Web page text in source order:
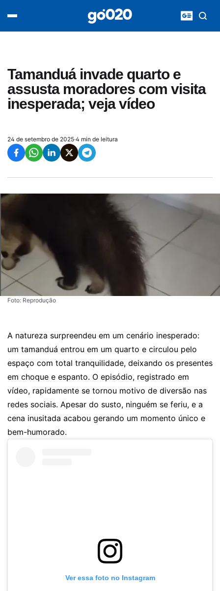
Tamanduá invade quarto e
assusta moradores com visita
inesperada; veja vídeo
24 de setembro de 2025·4 min de leitura
Foto: Reprodução
A natureza surpreendeu em um cenário inesperado:
um tamanduá entrou em um quarto e circulou pelo
espaço com total tranquilidade, deixando os presentes
em choque e espanto. O episódio, registrado em
vídeo, rapidamente se tornou motivo de diversão nas
redes sociais. Apesar do susto, ninguém se feriu, e a
cena inusitada acabou gerando um momento único e
bem-humorado.
Ver essa foto no Instagram
acontece agora
entretenimento
vídeos
pod020